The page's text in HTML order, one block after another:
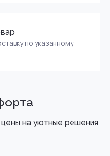
по указанному
на уютные решения